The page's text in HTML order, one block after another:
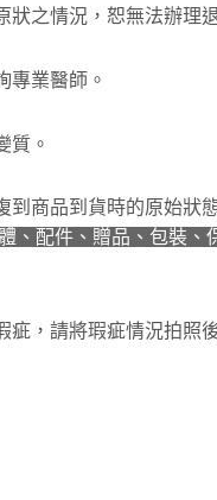
之情況，恕無法辦理
專業醫師。
質。
商品到貨時的原始狀
、配件、贈品、包裝、
疵，請將瑕疵情況拍照